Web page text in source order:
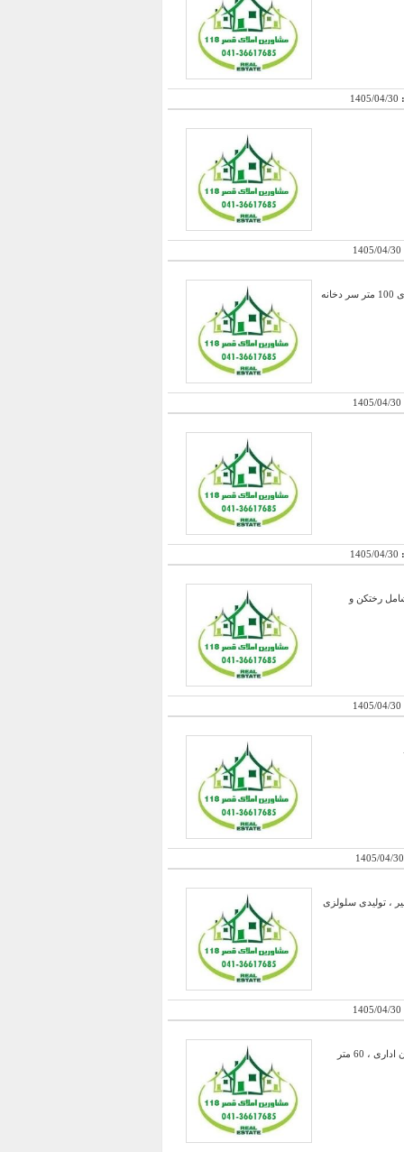
1405/04/30
1405/04/30
فروش یک کارخانه محصولات لبنی دارای 1108 متر سوله ( 48 ‍× 23/5 ) و دارای 202 متر بچه سوله در دو طبقه و دارای 100 متر سر دخانه
1405/04/30
1405/04/30
۸ تنی و ارتفاع ۸ متر – ⁠بچه سوله ۱۰۰ متر مربع شامل رختکن و
1405/04/30
1405/04/30
استثنایی و بی نظیر ، تولیدی سلولزی
1405/04/30
فروش یک سالن کارخانه به مساحت 1050 متر با اتفاع 8 متر در وسط سوله و 6 متر کناره ها ، دارای 300 متر ساختمان اداری ، 60 متر